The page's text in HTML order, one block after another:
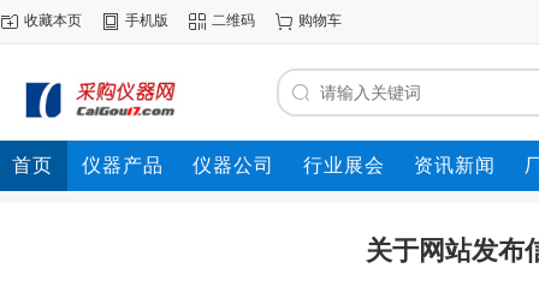
收藏本页 手机版 二维码 购物车
首页 仪器产品 仪器公司 行业展会 资讯新闻
关于网站发布